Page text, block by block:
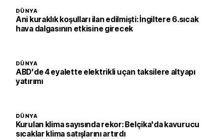
DÜNYA
Ani kuraklık koşulları ilan edilmişti: İngiltere 6.sıcak
hava dalgasının etkisine girecek
DÜNYA
ABD'de 4 eyalette elektrikli uçan taksilere altyapı
yatırımı
DÜNYA
Kurulan klima sayısında rekor: Belçika'da kavurucu
sıcaklar klima satışlarını artırdı